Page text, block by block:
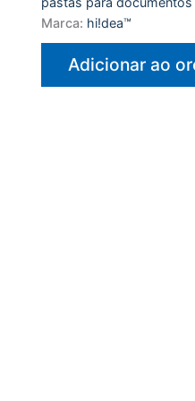
Marca: hi!dea™
Adicionar ao